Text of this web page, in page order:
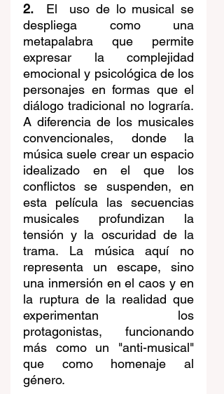
2. El  uso de lo musical se
despliega como una
metapalabra que permite
expresar la complejidad
emocional y psicológica de los
personajes en formas que el
diálogo tradicional no lograría.
A diferencia de los musicales
convencionales, donde la
música suele crear un espacio
idealizado en el que los
conflictos se suspenden, en
esta película las secuencias
musicales profundizan la
tensión y la oscuridad de la
trama. La música aquí no
representa un escape, sino
una inmersión en el caos y en
la ruptura de la realidad que
experimentan los
protagonistas, funcionando
más como un "anti-musical"
que como homenaje al
género.